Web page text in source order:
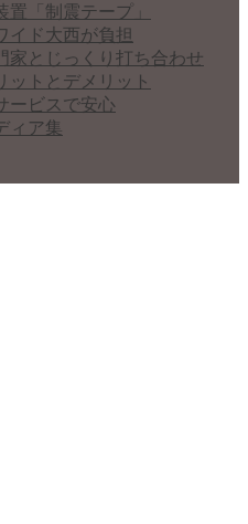
「制震テープ」
イド大西が負担
家とじっくり打ち合わせ
ットとデメリット
ービスで安心
ィア集